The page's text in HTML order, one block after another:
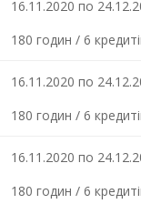
16.11.2020 по
180 годин / 6
16.11.2020 по
180 годин / 6
16.11.2020 по
180 годин / 6